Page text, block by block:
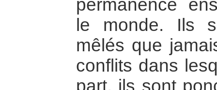
permanence
le monde. Ils
mêlés que
conflits dans
part, ils sont